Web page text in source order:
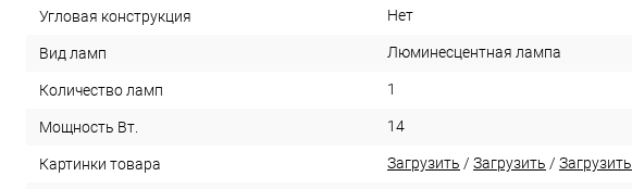
Угловая конструкция Нет
Вид ламп Люминесцентная лампа
Количество ламп 1
Мощность Вт. 14
Картинки товара Загрузить / Загрузить / Загрузить